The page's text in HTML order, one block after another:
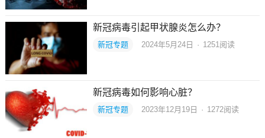
新冠病毒引起甲状腺炎怎么办？
新冠专题 2024年5月24日 · 1251阅读
新冠病毒如何影响心脏？
新冠专题 2023年12月19日 · 1272阅读